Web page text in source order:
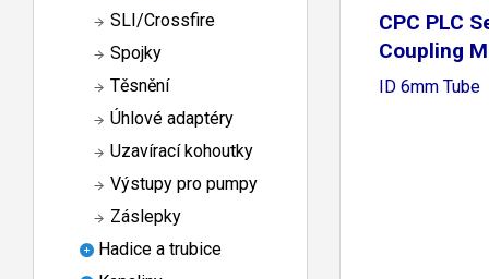
SLI/Crossfire
Spojky
Těsnění
Úhlové adaptéry
Uzavírací kohoutky
Výstupy pro pumpy
Záslepky
Hadice a trubice
CPC PLC
Coupling
ID 6mm Tube